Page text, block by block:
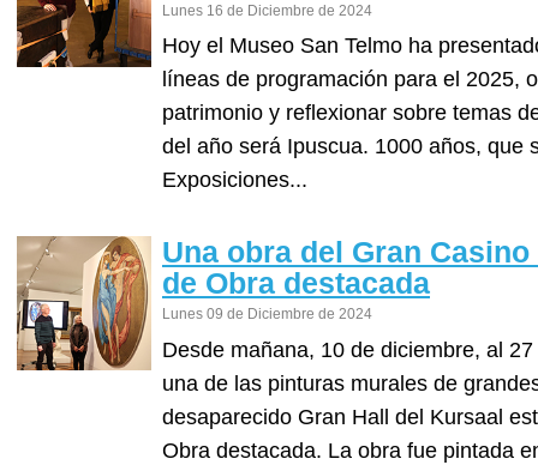
Lunes 16 de Diciembre de 2024
Hoy el Museo San Telmo ha
líneas de programación para el 2025,
patrimonio y reflexionar sobre temas
del año será Ipuscua. 1000 años, que
Exposiciones...
Una obra del Gran
de Obra destacada
Lunes 09 de Diciembre de 2024
Desde mañana, 10 de diciembre, al
una de las pinturas murales de
desaparecido Gran Hall del Kursaal
Obra destacada. La obra fue pintada